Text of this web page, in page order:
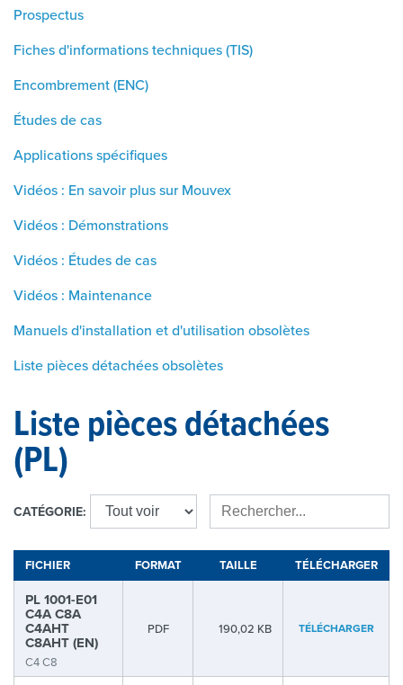
Prospectus
Fiches d'informations techniques (TIS)
Encombrement (ENC)
Études de cas
Applications spécifiques
Vidéos : En savoir plus sur Mouvex
Vidéos : Démonstrations
Vidéos : Études de cas
Vidéos : Maintenance
Manuels d'installation et d'utilisation obsolètes
Liste pièces détachées obsolètes
Liste pièces détachées
(PL)
CATÉGORIE:
FICHIER FORMAT TAILLE TÉLÉCHARGER
PL 1001-E01
C4A C8A
C4AHT
C8AHT (EN)
C4 C8
PDF 190,02 KB TÉLÉCHARGER